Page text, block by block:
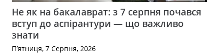
Не як на бакалаврат: з 7 серпня почався
вступ до аспірантури — що важливо
знати
П’ятниця, 7 Серпня, 2026